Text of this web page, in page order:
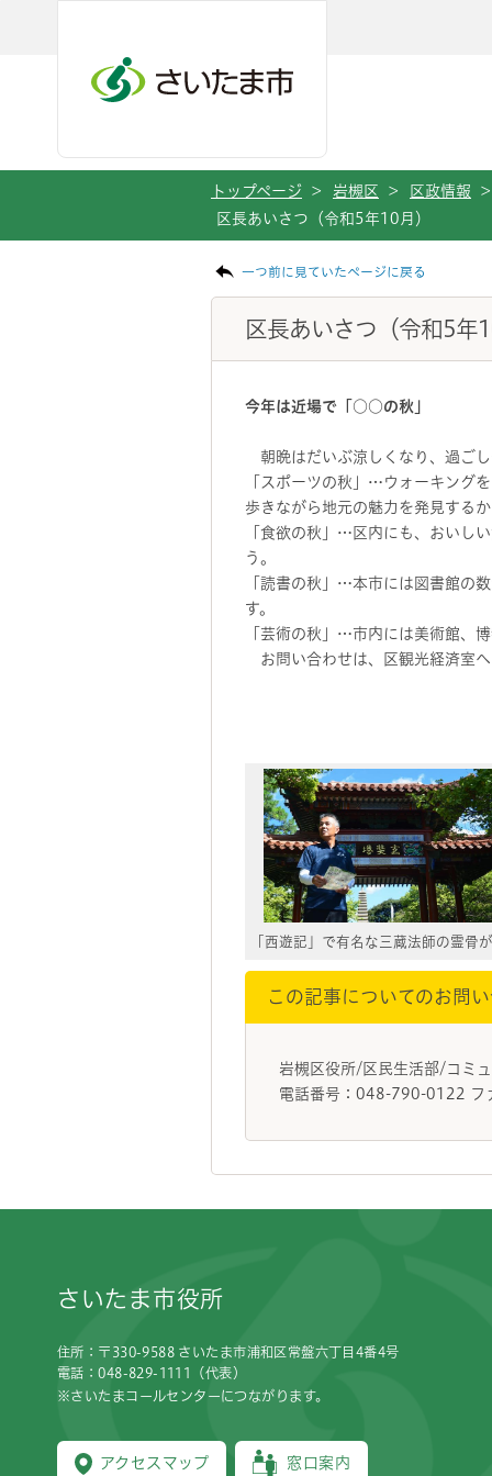
トップページ > 岩槻区 > 区政情報 >
区長あいさつ（令和5年10月）
一つ前に見ていたページに戻る
区長あいさつ（令和5年
今年は近場で「○○の秋」
朝晩はだいぶ涼しくなり、過ご
「スポーツの秋」…ウォーキング
歩きながら地元の魅力を発見するか
「食欲の秋」…区内にも、おいし
う。
「読書の秋」…本市には図書館の
す。
「芸術の秋」…市内には美術館、
お問い合わせは、区観光経済室
岩槻
「西遊記」で有名な三蔵法師の霊骨
この記事についてのお問
岩槻区役所/区民生活部/コミ
電話番号：048-790-0122 フ
さいたま市役所
住所：〒330-9588 さいたま市浦和区常盤六丁目4番4号
電話：048-829-1111（代表）
※さいたまコールセンターにつながります。
アクセスマップ 窓口案内